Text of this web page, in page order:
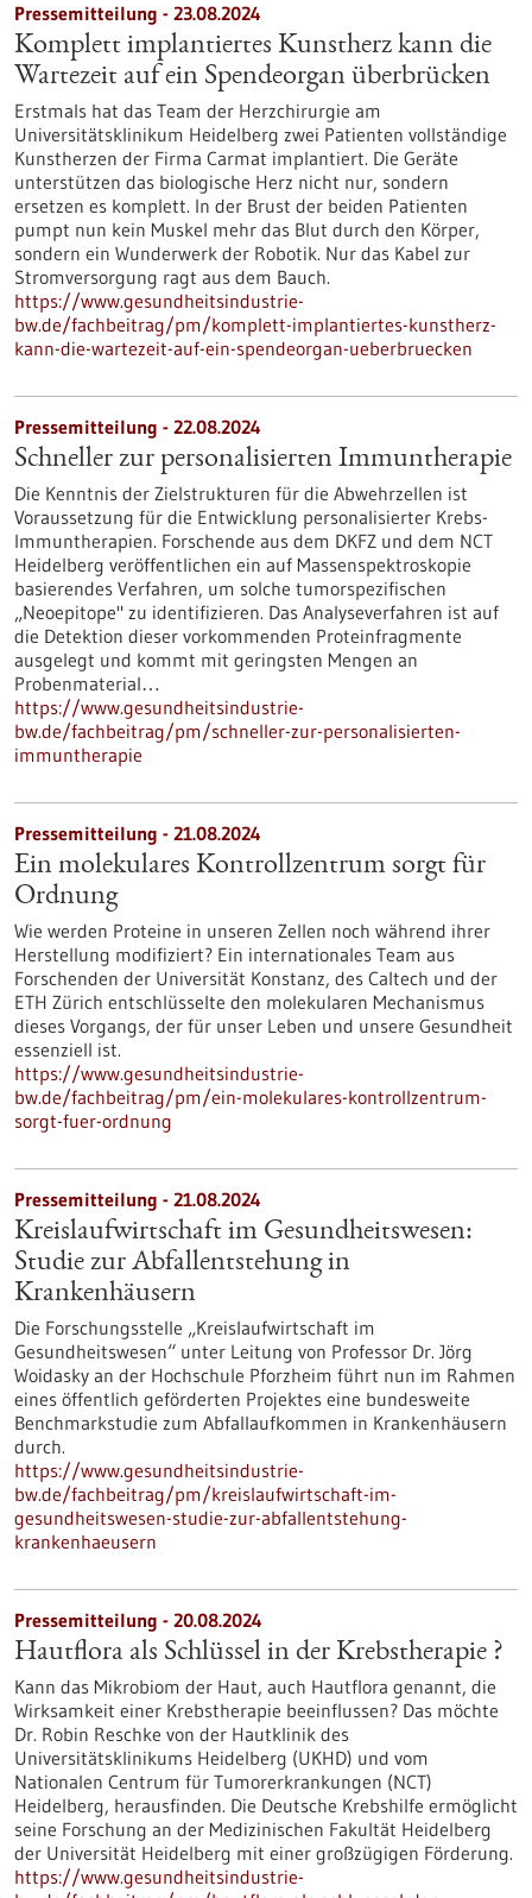
Pressemitteilung - 23.08.2024
Komplett implantiertes Kunstherz kann die
Wartezeit auf ein Spendeorgan überbrücken
Erstmals hat das Team der Herzchirurgie am
Universitätsklinikum Heidelberg zwei Patienten vollständige
Kunstherzen der Firma Carmat implantiert. Die Geräte
unterstützen das biologische Herz nicht nur, sondern
ersetzen es komplett. In der Brust der beiden Patienten
pumpt nun kein Muskel mehr das Blut durch den Körper,
sondern ein Wunderwerk der Robotik. Nur das Kabel zur
Stromversorgung ragt aus dem Bauch.
https://www.gesundheitsindustrie-
bw.de/fachbeitrag/pm/komplett-implantiertes-kunstherz-
kann-die-wartezeit-auf-ein-spendeorgan-ueberbruecken
Pressemitteilung - 22.08.2024
Schneller zur personalisierten Immuntherapie
Die Kenntnis der Zielstrukturen für die Abwehrzellen ist
Voraussetzung für die Entwicklung personalisierter Krebs-
Immuntherapien. Forschende aus dem DKFZ und dem NCT
Heidelberg veröffentlichen ein auf Massenspektroskopie
basierendes Verfahren, um solche tumorspezifischen
„Neoepitope" zu identifizieren. Das Analyseverfahren ist auf
die Detektion dieser vorkommenden Proteinfragmente
ausgelegt und kommt mit geringsten Mengen an
Probenmaterial…
https://www.gesundheitsindustrie-
bw.de/fachbeitrag/pm/schneller-zur-personalisierten-
immuntherapie
Pressemitteilung - 21.08.2024
Ein molekulares Kontrollzentrum sorgt für
Ordnung
Wie werden Proteine in unseren Zellen noch während ihrer
Herstellung modifiziert? Ein internationales Team aus
Forschenden der Universität Konstanz, des Caltech und der
ETH Zürich entschlüsselte den molekularen Mechanismus
dieses Vorgangs, der für unser Leben und unsere Gesundheit
essenziell ist.
https://www.gesundheitsindustrie-
bw.de/fachbeitrag/pm/ein-molekulares-kontrollzentrum-
sorgt-fuer-ordnung
Pressemitteilung - 21.08.2024
Kreislaufwirtschaft im Gesundheitswesen:
Studie zur Abfallentstehung in
Krankenhäusern
Die Forschungsstelle „Kreislaufwirtschaft im
Gesundheitswesen“ unter Leitung von Professor Dr. Jörg
Woidasky an der Hochschule Pforzheim führt nun im Rahmen
eines öffentlich geförderten Projektes eine bundesweite
Benchmarkstudie zum Abfallaufkommen in Krankenhäusern
durch.
https://www.gesundheitsindustrie-
bw.de/fachbeitrag/pm/kreislaufwirtschaft-im-
gesundheitswesen-studie-zur-abfallentstehung-
krankenhaeusern
Pressemitteilung - 20.08.2024
Hautflora als Schlüssel in der Krebstherapie ?
Kann das Mikrobiom der Haut, auch Hautflora genannt, die
Wirksamkeit einer Krebstherapie beeinflussen? Das möchte
Dr. Robin Reschke von der Hautklinik des
Universitätsklinikums Heidelberg (UKHD) und vom
Nationalen Centrum für Tumorerkrankungen (NCT)
Heidelberg, herausfinden. Die Deutsche Krebshilfe ermöglicht
seine Forschung an der Medizinischen Fakultät Heidelberg
der Universität Heidelberg mit einer großzügigen Förderung.
https://www.gesundheitsindustrie-